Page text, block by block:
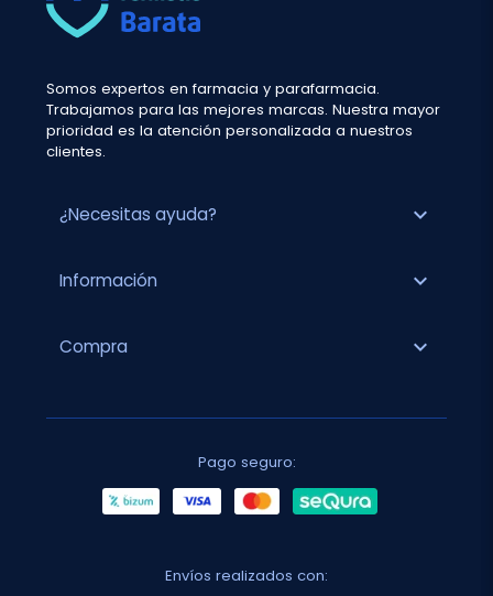
Somos expertos en farmacia y parafarmacia.
Trabajamos para las mejores marcas. Nuestra mayor
prioridad es la atención personalizada a nuestros
clientes.
¿Necesitas ayuda? expand_more
Información expand_more
Compra expand_more
Pago seguro:
Envíos realizados con: